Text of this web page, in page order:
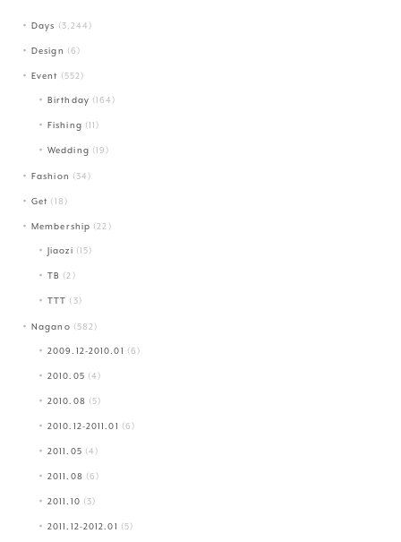
Days (3,244)
Design (6)
Event (552)
Birthday (164)
Fishing (11)
Wedding (19)
Fashion (34)
Get (18)
Membership (22)
Jiaozi (15)
TB (2)
TTT (3)
Nagano (582)
2009.12-2010.01 (6)
2010.05 (4)
2010.08 (5)
2010.12-2011.01 (6)
2011.05 (4)
2011.08 (6)
2011.10 (3)
2011.12-2012.01 (5)